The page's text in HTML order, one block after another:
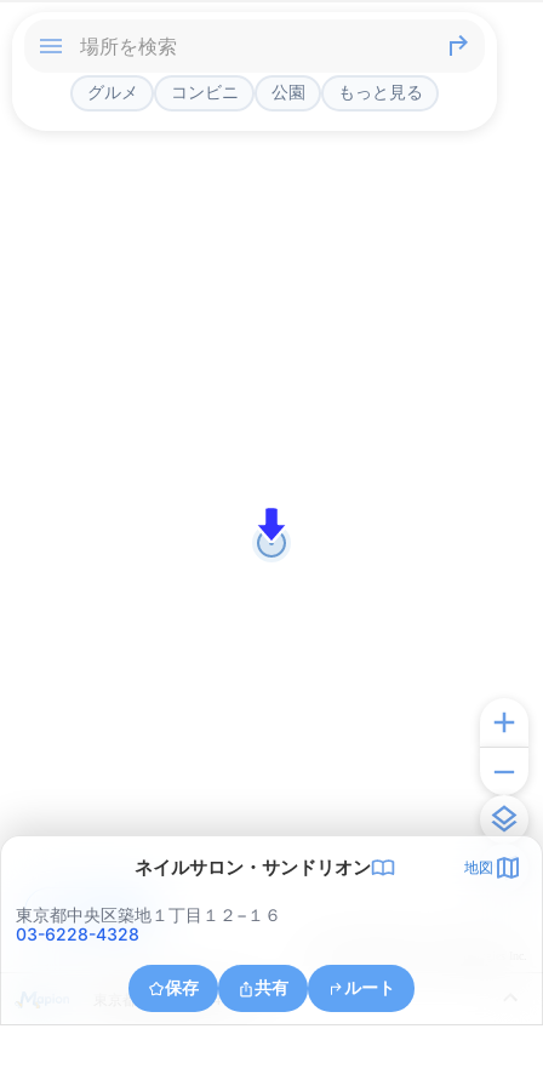
グルメ コンビニ 公園 もっと見る
ネイルサロン・サンドリオン 地図
東京都中央区築地１丁目１２−１６
03-6228-4328
保存 共有 ルート
東京都中央区晴海４丁目
アプリで見る